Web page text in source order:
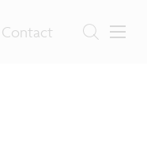
Contact